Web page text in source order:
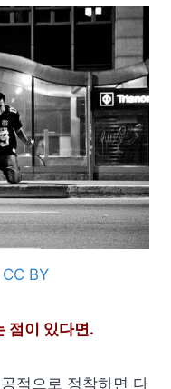
BY
점이 있다면.
적으로 정착하면 다